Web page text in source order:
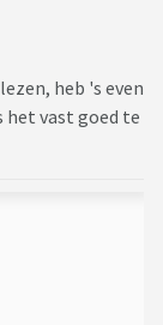
heb 's even
het vast goed te